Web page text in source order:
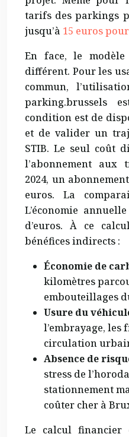
tarifs des parkings
jusqu’à 15 euros
En face, le modèle
différent. Pour les
commun,
parking.brussels
condition est de
et de valider un
STIB. Le seul coût
l’abonnement aux
2024, un
euros. La
L’économie
d’euros. À ce
bénéfices indirects :
Économie de
kilomètres
embouteillages
Usure du
l’embrayage, les
circulation
Absence de
stress de
stationnement
coûter cher à
Le calcul financier